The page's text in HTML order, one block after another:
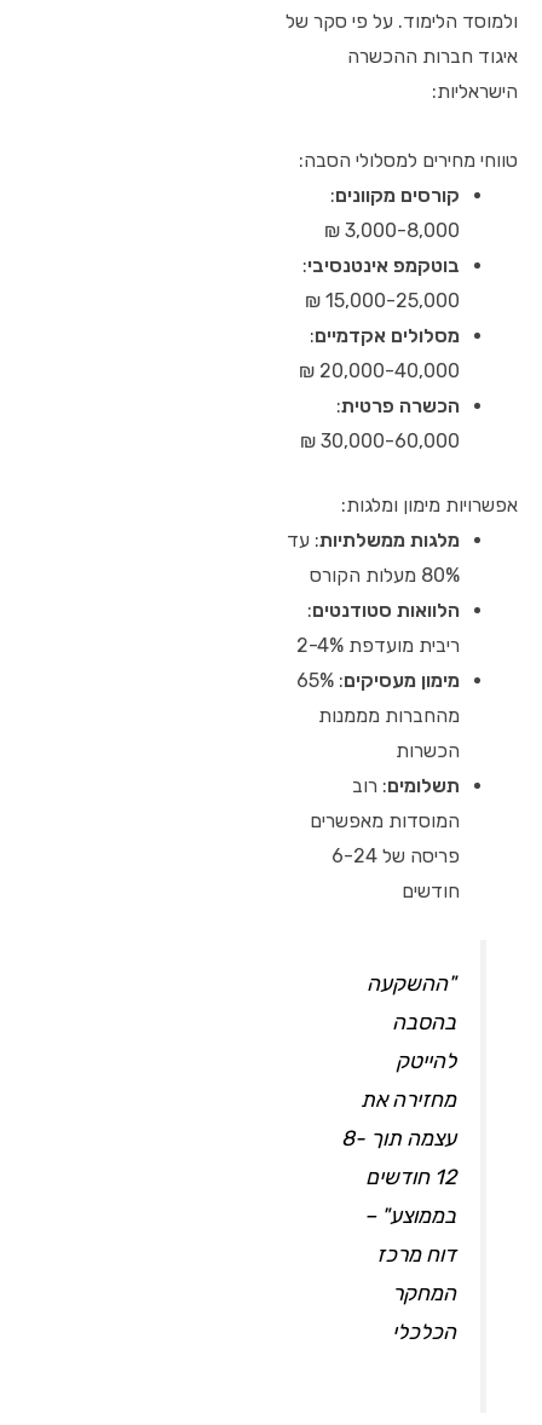
ולמוסד הלימוד. על פי סקר של
איגוד חברות ההכשרה
הישראליות:
טווחי מחירים למסלולי הסבה:
קורסים מקוונים:
3,000-8,000 ₪
בוטקמפ אינטנסיבי:
15,000-25,000 ₪
מסלולים אקדמיים:
20,000-40,000 ₪
הכשרה פרטית:
30,000-60,000 ₪
אפשרויות מימון ומלגות:
מלגות ממשלתיות: עד
80% מעלות הקורס
הלוואות סטודנטים:
ריבית מועדפת 2-4%
מימון מעסיקים : 65%
מהחברות מממנות
הכשרות
תשלומים: רוב
המוסדות מאפשרים
פריסה של 6-24
חודשים
"ההשקעה
בהסבה
להייטק
מחזירה את
עצמה תוך 8-
12 חודשים
בממוצע" –
דוח מרכז
המחקר
הכלכלי